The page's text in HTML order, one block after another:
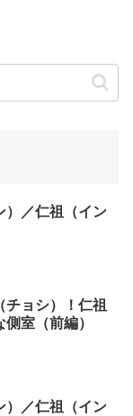
）／仁祖（イン
チョシ）！仁祖
側室（前編）
）／仁祖（イン